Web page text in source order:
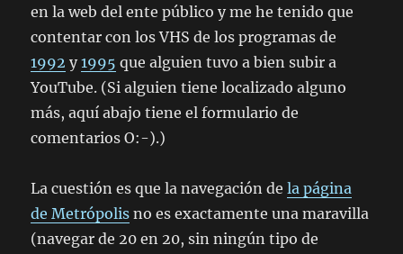
en la web del ente público y me he tenido que
contentar con los VHS de los programas de
1992 y1995 que alguien tuvo a bien subir a
YouTube. (Si alguien tiene localizado alguno
más, aquí abajo tiene el formulario de
comentarios O:-).)
La cuestión es que la navegación dela página
de Metrópolis no es exactamente una maravilla
(navegar de 20 en 20, sin ningún tipo de